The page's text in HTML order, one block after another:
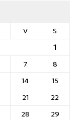
V
S
1
7
8
14
15
21
22
28
29